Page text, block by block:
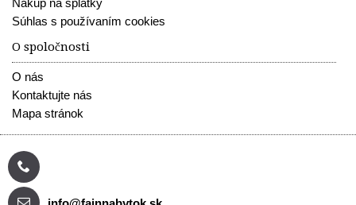
Nákup na splátky
Súhlas s používaním cookies
O spoločnosti
O nás
Kontaktujte nás
Mapa stránok